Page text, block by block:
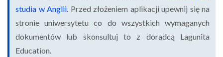
studia w Anglii . Przed złożeniem aplikacji upewnij się na
stronie uniwersytetu co do wszystkich wymaganych
dokumentów lub skonsultuj to z doradcą Lagunita
Education.